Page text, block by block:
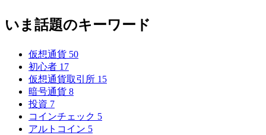
いま話題のキーワード
仮想通貨 50
初心者 17
仮想通貨取引所 15
暗号通貨 8
投資 7
コインチェック 5
アルトコイン 5